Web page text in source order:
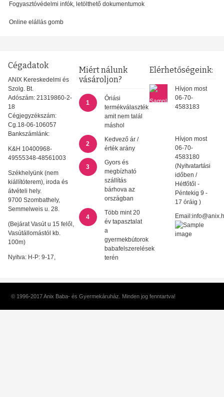
Fogyasztóvédelmi infók, letölthető dokumentumok
Online elállás gomb
Cégadatok
ANIX Kereskedelmi és
Szolg. Bt.
Adószám: 21319860-2-
18
Cégjegyzékszám:
Cg.18-06-106057
Bankszámlánk:
K&H 10400968-
49555348-48561003
Székhelyünk (nem
kiállítóterem), iroda és
átvételi hely.
9700 Szombathely,
Semmelweis u. 28.
(Bejárat Vasút u 15 felől,
Vasútállomástól kb.
100m)
Nyitva: H-P: 9-17,
Miért nálunk
vásároljon?
1
Óriási
termékválaszték
amit nem talál
máshol
2
Kedvező ár /
érték arány
3
Gyors és
megbízható
szállítás
bárhova az
országban
4
Több mint 20
év tapasztalat
a
gyermekbútorok
babafelszerelések
terén
Elérhetőségeink:
Hívjon most
06-70-
4583183
Hívjon most
06-70-
4583180
(Nyitvatartási
időben /
Hétfőtől -
Péntekig 9 -
17 óráig )
© 1996-2017 Anix Baba- és Gyermekáruház. Minden jog fenntartva!